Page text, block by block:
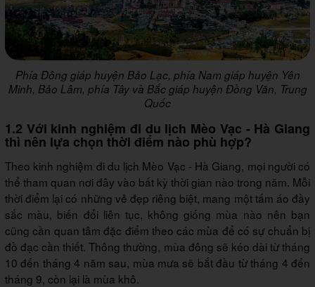
Phía Đông giáp huyện Bảo Lạc, phía Nam giáp huyện Yên
Minh, Bảo Lâm, phía Tây và Bắc giáp huyện Đồng Văn, Trung
Quốc
1.2 Với kinh nghiệm đi du lịch Mèo Vạc - Hà Giang
thì nên lựa chọn thời điểm nào phù hợp?
Theo kinh nghiệm đi du lịch Mèo Vạc - Hà Giang, mọi người có
thể tham quan nơi đây vào bất kỳ thời gian nào trong năm. Mỗi
thời điểm lại có những vẻ đẹp riêng biệt, mang một tấm áo đầy
sắc màu, biến đổi liên tục, không giống mùa nào nên bạn
cũng cần quan tâm đặc điểm theo các mùa để có sự chuẩn bị
đồ đạc cần thiết. Thông thường, mùa đông sẽ kéo dài từ tháng
10 đến tháng 4 năm sau, mùa mưa sẽ bắt đầu từ tháng 4 đến
tháng 9, còn lại là mùa khô.